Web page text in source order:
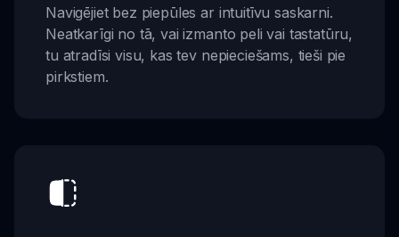
Navigējiet bez piepūles ar intuitīvu saskarni.
Neatkarīgi no tā, vai izmanto peli vai tastatūru,
tu atradīsi visu, kas tev nepieciešams, tieši pie
pirkstiem.